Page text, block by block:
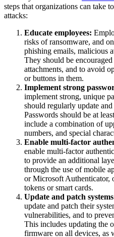
steps that organizations can take
attacks:
Educate employees:
risks of ransomware, and
phishing emails, malicious
They should be
attachments, and to avoid
or buttons in them.
Implement strong
implement strong, unique
should regularly update and
Passwords should be at
include a combination of
numbers, and special
Enable multi-factor
enable multi-factor
to provide an additional
through the use of mobile
or Microsoft Authenticator,
tokens or smart cards.
Update and patch
update and patch their
vulnerabilities, and to
This includes updating the
firmware on all devices, as